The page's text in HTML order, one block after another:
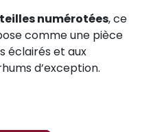
numérotées, ce
comme une pièce
éclairés et aux
d’exception.